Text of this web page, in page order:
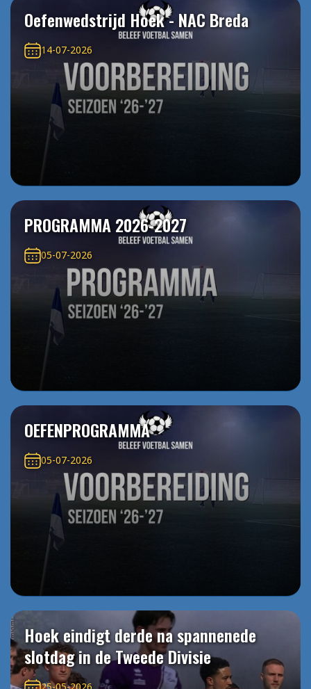
Oefenwedstrijd Hoek - NAC Breda
14-07-2026
PROGRAMMA 2026-2027
05-07-2026
OEFENPROGRAMMA
05-07-2026
Hoek eindigt derde na spannenede
slotdag in de Tweede Divisie